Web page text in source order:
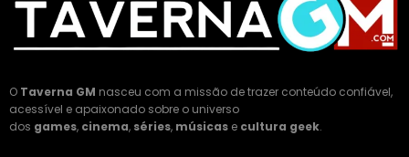
O Taverna GM nasceu com a missão de trazer conteúdo confiável,
acessível e apaixonado sobre o universo
dos games, cinema, séries, músicas e cultura geek.